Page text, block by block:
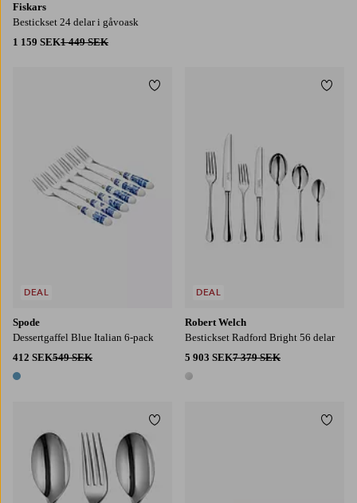
Fiskars
Bestickset 24 delar i gåvoask
1 159 SEK1 449 SEK
Spode
Dessertgaffel Blue Italian 6-pack
412 SEK549 SEK
1 färg
DEAL
Lägg till i favoriter
Robert Welch
Bestickset Radford Bright 56 delar
5 903 SEK7 379 SEK
1 färg
DEAL
Lägg till i favoriter